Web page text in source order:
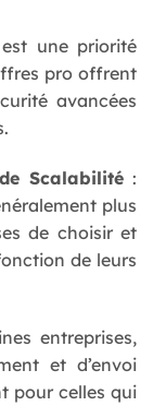
une priorité
pro offrent
avancées
Scalabilité:
plus
de choisir et
de leurs
entreprises,
et d’envoi
pour celles qui